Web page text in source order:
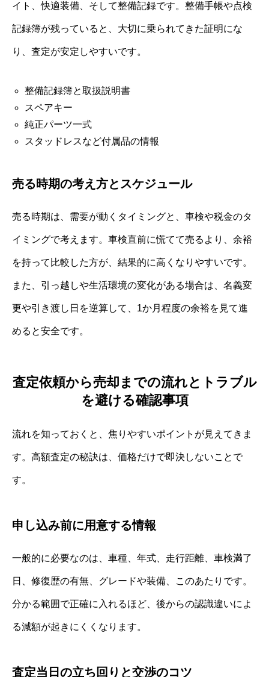
イト、快適装備、そして整備記録です。整備手帳や点検
記録簿が残っていると、大切に乗られてきた証明にな
り、査定が安定しやすいです。
整備記録簿と取扱説明書
スペアキー
純正パーツ一式
スタッドレスなど付属品の情報
売る時期の考え方とスケジュール
売る時期は、需要が動くタイミングと、車検や税金のタ
イミングで考えます。車検直前に慌てて売るより、余裕
を持って比較した方が、結果的に高くなりやすいです。
また、引っ越しや生活環境の変化がある場合は、名義変
更や引き渡し日を逆算して、1か月程度の余裕を見て進
めると安全です。
査定依頼から売却までの流れとトラブル
を避ける確認事項
流れを知っておくと、焦りやすいポイントが見えてきま
す。高額査定の秘訣は、価格だけで即決しないことで
す。
申し込み前に用意する情報
一般的に必要なのは、車種、年式、走行距離、車検満了
日、修復歴の有無、グレードや装備、このあたりです。
分かる範囲で正確に入れるほど、後からの認識違いによ
る減額が起きにくくなります。
査定当日の立ち回りと交渉のコツ